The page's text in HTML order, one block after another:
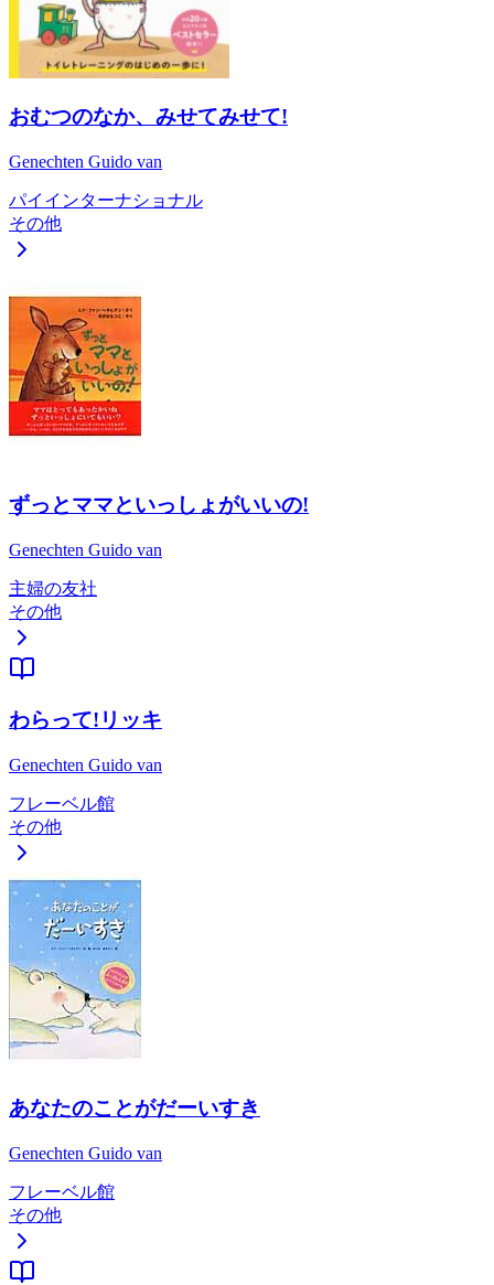
おむつのなか、みせてみせて!
Genechten Guido van
パイインターナショナル
その他
ずっとママといっしょがいいの!
Genechten Guido van
主婦の友社
その他
わらって!リッキ
Genechten Guido van
フレーベル館
その他
あなたのことがだーいすき
Genechten Guido van
フレーベル館
その他